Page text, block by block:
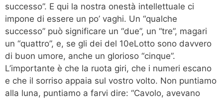
successo”. E qui la nostra onestà intellettuale ci
impone di essere un po’ vaghi. Un “qualche
successo” può significare un “due”, un “tre”, magari
un “quattro”, e, se gli dei del 10eLotto sono davvero
di buon umore, anche un glorioso “cinque”.
L’importante è che la ruota giri, che i numeri escano
e che il sorriso appaia sul vostro volto. Non puntiamo
alla luna, puntiamo a farvi dire: “Cavolo, avevano